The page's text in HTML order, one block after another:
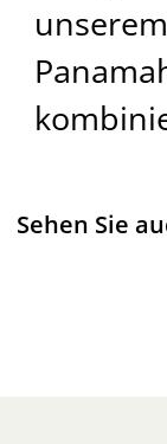
Sehen Sie